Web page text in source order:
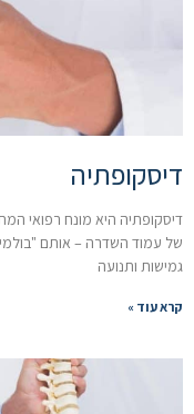
דיסקופתיה
דיסקופתיה היא מונח רפואי
של עמוד השדרה – אותם "בולמי
גמישות ותנועה
קרא עוד »